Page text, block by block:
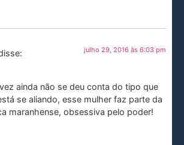
julho 29, 2016 às 6:03 pm
ainda não se deu conta do tipo que
se aliando, esse mulher faz parte da
maranhense, obsessiva pelo poder!